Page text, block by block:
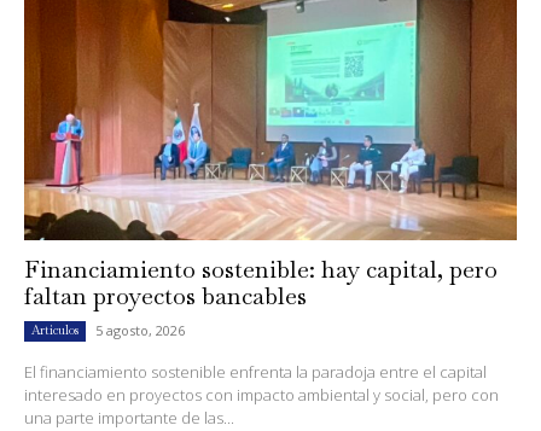
Financiamiento sostenible: hay capital, pero
faltan proyectos bancables
Artículos 5 agosto, 2026
El financiamiento sostenible enfrenta la paradoja entre el capital
interesado en proyectos con impacto ambiental y social, pero con
una parte importante de las...